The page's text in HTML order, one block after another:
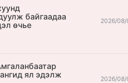
байгаадаа
өчье
2026/08/
ял эдэлж
2026/08/